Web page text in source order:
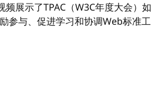
展示了TPAC（W3C年度大会）如
参与、促进学习和协调Web标准工